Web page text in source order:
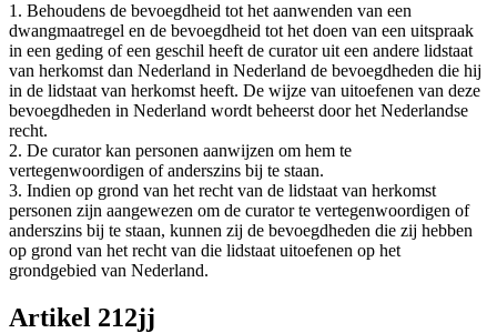
1. Behoudens de bevoegdheid tot het aanwenden van een
dwangmaatregel en de bevoegdheid tot het doen van een uitspraak
in een geding of een geschil heeft de curator uit een andere lidstaat
van herkomst dan Nederland in Nederland de bevoegdheden die hij
in de lidstaat van herkomst heeft. De wijze van uitoefenen van deze
bevoegdheden in Nederland wordt beheerst door het Nederlandse
recht.
2. De curator kan personen aanwijzen om hem te
vertegenwoordigen of anderszins bij te staan.
3. Indien op grond van het recht van de lidstaat van herkomst
personen zijn aangewezen om de curator te vertegenwoordigen of
anderszins bij te staan, kunnen zij de bevoegdheden die zij hebben
op grond van het recht van die lidstaat uitoefenen op het
grondgebied van Nederland.
Artikel 212jj